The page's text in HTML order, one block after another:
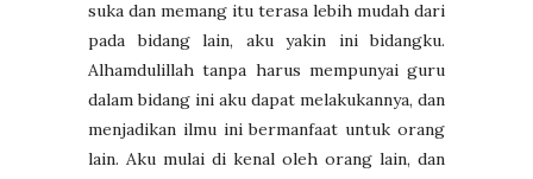
suka dan memang itu terasa lebih mudah dari
pada bidang lain, aku yakin ini bidangku.
Alhamdulillah tanpa harus mempunyai guru
dalam bidang ini aku dapat melakukannya, dan
menjadikan ilmu ini bermanfaat untuk orang
lain. Aku mulai di kenal oleh orang lain, dan